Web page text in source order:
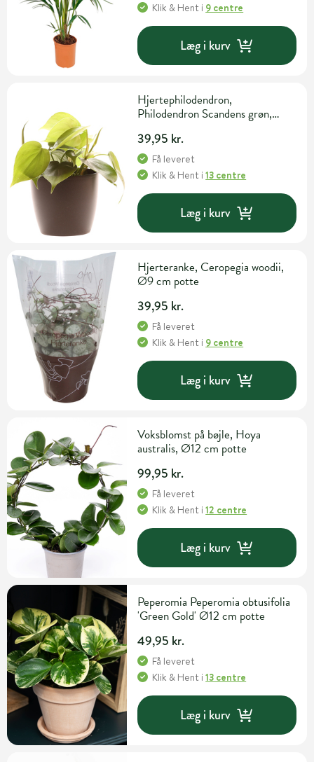
Klik & Hent i 9 centre
Læg i kurv
Hjertephilodendron,
Philodendron Scandens grøn,
39,95 kr.
Få leveret
Klik & Hent i13 centre
Læg i kurv
Hjerteranke, Ceropegia woodii,
Ø9 cm potte
39,95 kr.
Få leveret
Klik & Hent i 9 centre
Læg i kurv
Voksblomst på bøjle, Hoya
australis, Ø12 cm potte
99,95 kr.
Få leveret
Klik & Hent i12 centre
Læg i kurv
Peperomia Peperomia obtusifolia
'Green Gold' Ø12 cm potte
49,95 kr.
Få leveret
Klik & Hent i13 centre
Læg i kurv